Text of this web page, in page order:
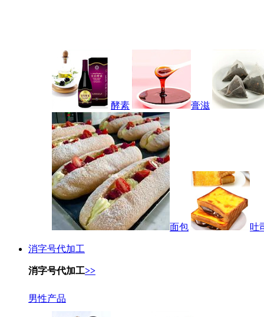
酵素 膏滋
面包 吐
消字号代加工
消字号代加工>>
男性产品